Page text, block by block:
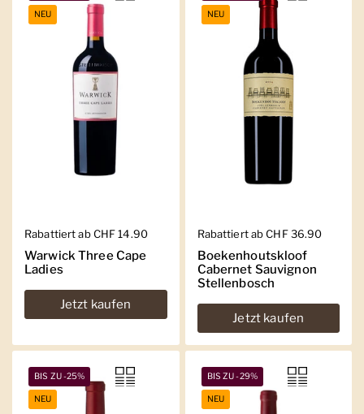
Regulärer Preis
Rabattiert ab CHF 14.90
Warwick Three Cape
Ladies
Jetzt kaufen
NEU
Regulärer Preis
Rabattiert ab CHF 36.90
Boekenhoutskloof
Cabernet Sauvignon
Stellenbosch
Jetzt kaufen
NEU
BIS ZU -25%
NEU
BIS ZU -29%
NEU